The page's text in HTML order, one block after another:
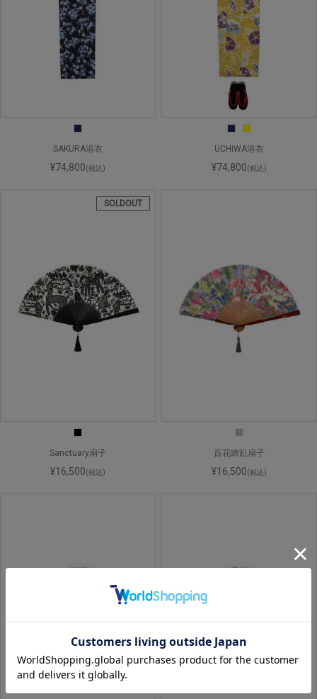
SAKURA浴衣
¥74,800(税込)
UCHIWA浴衣
¥74,800(税込)
SOLDOUT
Sanctuary扇子
¥16,500(税込)
百花繚乱扇子
¥16,500(税込)